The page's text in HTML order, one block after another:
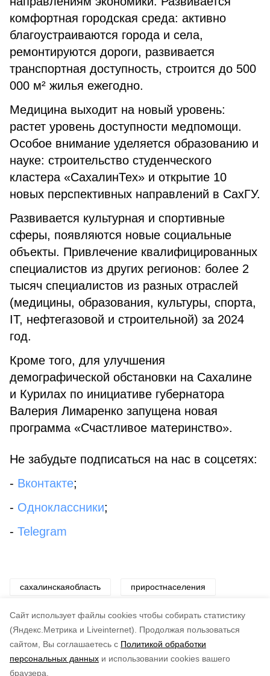
Cайт использует файлы cookies чтобы собирать статистику
(Яндекс.Метрика и Liveinternet).
Продолжая пользоваться
сайтом, Вы соглашаетесь с Политикой обработки
персональных данных и использовании cookies вашего
браузера.
комфортная городская среда: активно
благоустраиваются города и села,
ремонтируются дороги, развивается
транспортная доступность, строится до 500
000 м² жилья ежегодно.
Медицина выходит на новый уровень:
растет уровень доступности медпомощи.
Особое внимание уделяется образованию и
науке: строительство студенческого
кластера «СахалинТех» и открытие 10
новых перспективных направлений в СахГУ.
Развивается культурная и спортивные
сферы, появляются новые социальные
объекты. Привлечение квалифицированных
специалистов из других регионов: более 2
тысяч специалистов из разных отраслей
(медицины, образования, культуры, спорта,
IT, нефтегазовой и строительной) за 2024
год.
Кроме того, для улучшения
демографической обстановки на Сахалине
и Курилах по инициативе губернатора
Валерия Лимаренко запущена новая
программа «Счастливое материнство».
Не забудьте подписаться на нас в соцсетях:
- Вконтакте;
- Одноклассники;
- Telegram
сахалинскаяобласть приростнаселения
губернаторвалерийлимаренко
по оценке